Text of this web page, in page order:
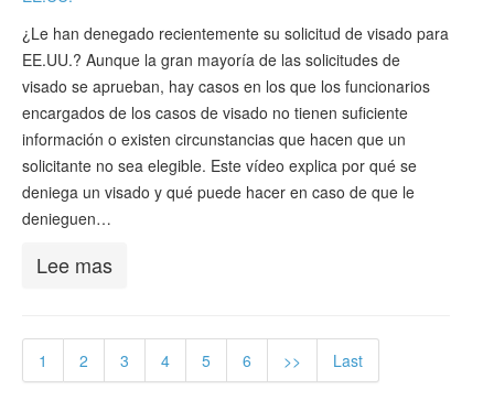
¿Le han denegado recientemente su solicitud de visado para
EE.UU.? Aunque la gran mayoría de las solicitudes de
visado se aprueban, hay casos en los que los funcionarios
encargados de los casos de visado no tienen suficiente
información o existen circunstancias que hacen que un
solicitante no sea elegible. Este vídeo explica por qué se
deniega un visado y qué puede hacer en caso de que le
denieguen…
Lee mas
1 2 3 4 5 6 >> Last